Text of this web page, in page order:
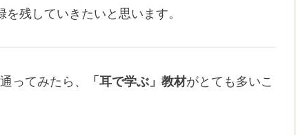
残していきたいと思います。
ってみたら、 「耳で学ぶ」教材がとても多いこ